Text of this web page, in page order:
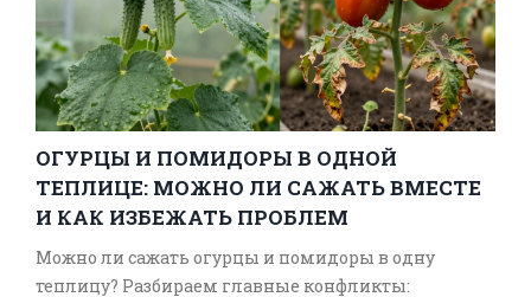
ОГУРЦЫ И ПОМИДОРЫ В ОДНОЙ
ТЕПЛИЦЕ: МОЖНО ЛИ САЖАТЬ ВМЕСТЕ
И КАК ИЗБЕЖАТЬ ПРОБЛЕМ
Можно ли сажать огурцы и помидоры в одну
теплицу? Разбираем главные конфликты: